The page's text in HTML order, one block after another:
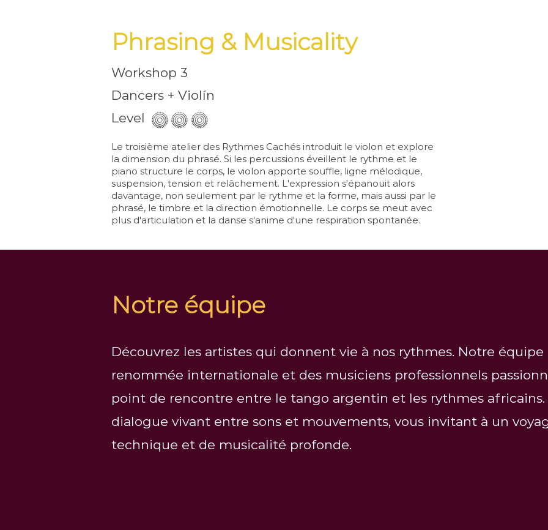
Phrasing & Musicality
Workshop 3
Dancers + Violín
Level
Le troisième atelier des Rythmes Cachés introduit le violon et explore
la dimension du phrasé. Si les percussions éveillent le rythme et le
piano structure le corps, le violon apporte souffle, ligne mélodique,
suspension, tension et relâchement. L'expression s'épanouit alors
davantage, non seulement par le rythme et la forme, mais aussi par le
phrasé, le timbre et la direction émotionnelle. Le corps se meut avec
plus d'articulation et la danse s'anime d'une respiration spontanée.
Notre équipe
Découvrez les artistes qui donnent vie à nos rythmes. Notre
renommée internationale et des musiciens professionnels
point de rencontre entre le tango argentin et les rythmes
dialogue vivant entre sons et mouvements, vous invitant à un
technique et de musicalité profonde.